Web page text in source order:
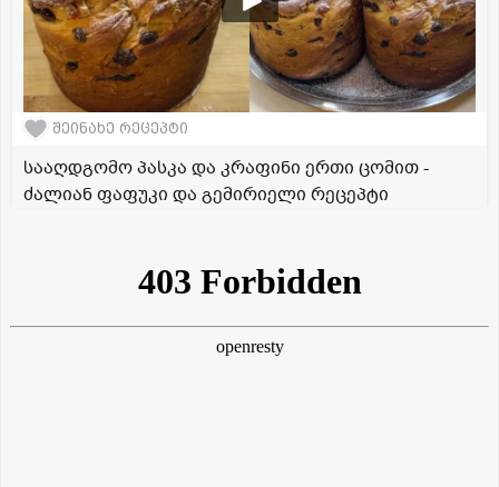
შეინახე რეცეპტი
სააღდგომო პასკა და კრაფინი ერთი ცომით -
ძალიან ფაფუკი და გემირიელი რეცეპტი